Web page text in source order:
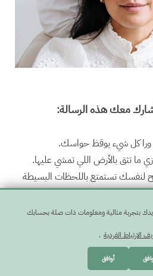
معك هذه الرسالة:
ورا كل شيء يوقظ حواسك.
ما تثق بالأرض اللي تمشي عليها.
تستمتع باللحظات البسيطة
معنى الحياة.
في كل خطوة تأخذها في ايامك.
اللي ترد لك روحك.
معك وما يتخلى عنك حتى في اظلم
بتجربة مثالية ومعلومات ذات صلة بحسابك
الارتباط الفردية .
أوافق